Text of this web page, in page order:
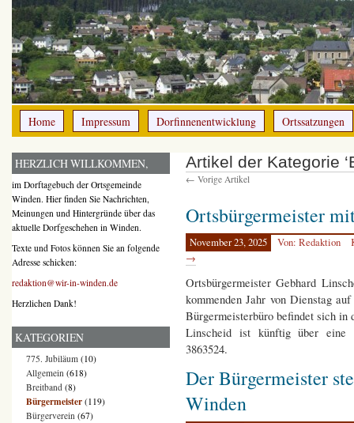
Home Impressum Dorfinnenentwicklung Ortssatzungen
Artikel der Kategorie
← Vorige Artikel
Ortsbürgermeister
November 23, 2025 Von: Redaktion
→
Ortsbürgermeister Gebhard
kommenden Jahr von Dienstag
Bürgermeisterbüro befindet sich in
Linscheid ist künftig über eine
3863524.
Der Bürgermeister
Winden
HERZLICH WILLKOMMEN,
im Dorftagebuch der Ortsgemeinde
Winden. Hier finden Sie Nachrichten,
Meinungen und Hintergründe über das
aktuelle Dorfgeschehen in Winden.
Texte und Fotos können Sie an folgende
Adresse schicken:
redaktion@wir-in-winden.de
Herzlichen Dank!
KATEGORIEN
775. Jubiläum (10)
Allgemein (618)
Breitband (8)
Bürgermeister (119)
Bürgerverein (67)